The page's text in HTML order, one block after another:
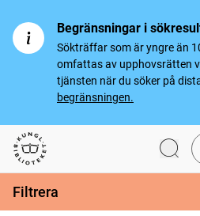
Begränsningar i
Sökträffar som är yngre än
omfattas av upphovsrätten
tjänsten när du söker på
begränsningen.
Svenska tidningar
Filtrera